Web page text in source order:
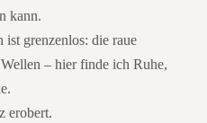
kann.
grenzenlos: die raue
– hier finde ich Ruhe,
erobert.